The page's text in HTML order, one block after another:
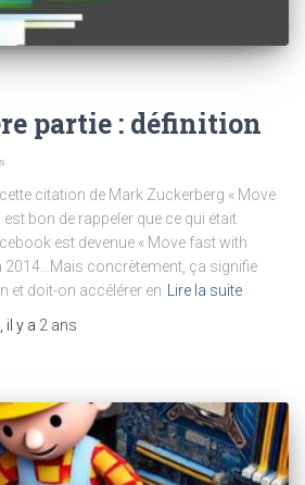
partie : définition
citation de Mark Zuckerberg « Move
bon de rappeler que ce qui était
est devenue « Move fast with
2014…Mais concrètement, ça signifie
et doit-on accélérer en
Lire la suite
, il y a 2 ans